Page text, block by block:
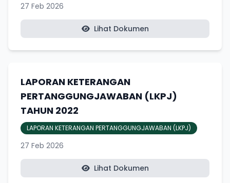
27 Feb 2026
Lihat Dokumen
LAPORAN KETERANGAN
PERTANGGUNGJAWABAN (LKPJ)
TAHUN 2022
LAPORAN KETERANGAN PERTANGGUNGJAWABAN (LKPJ)
27 Feb 2026
Lihat Dokumen